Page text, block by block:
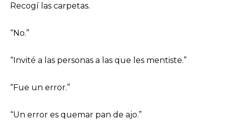
Recogí las carpetas.
“No.”
“Invité a las personas a las que les mentiste.”
“Fue un error.”
“Un error es quemar pan de ajo.”